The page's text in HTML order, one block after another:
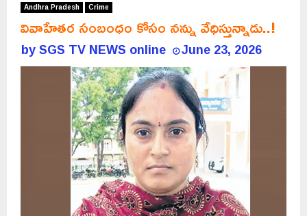
Andhra Pradesh Crime
వివాహేతర సంబంధం కోసం నన్ను వేధిస్తున్నాడు..!
bySGS TV NEWS online June 23, 2026